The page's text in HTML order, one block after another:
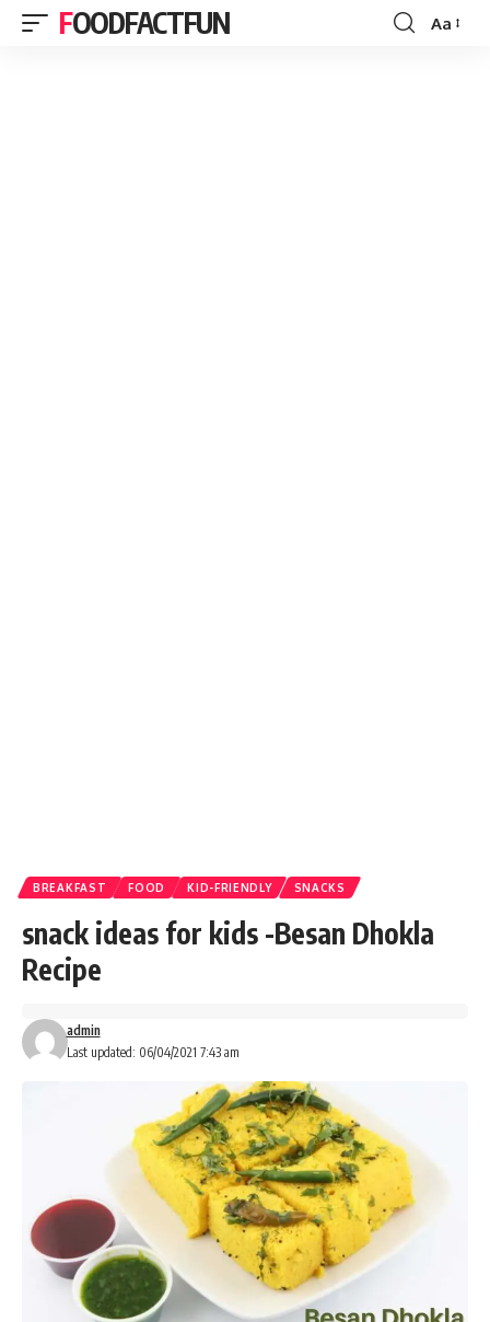
FOODFACTFUN
Font
Aa
BREAKFAST FOOD KID-FRIENDLY SNACKS
snack ideas for kids -Besan Dhokla
Recipe
Last updated: 06/04/2021 7:43 am
admin